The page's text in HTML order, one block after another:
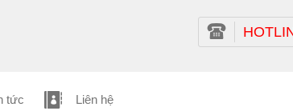
tức Liên hệ